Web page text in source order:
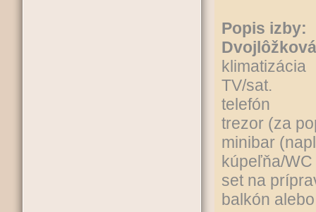
Popis izby:
klimatizácia
TV/sat.
telefón
trezor (za
minibar
kúpeľňa/
set na
balkón